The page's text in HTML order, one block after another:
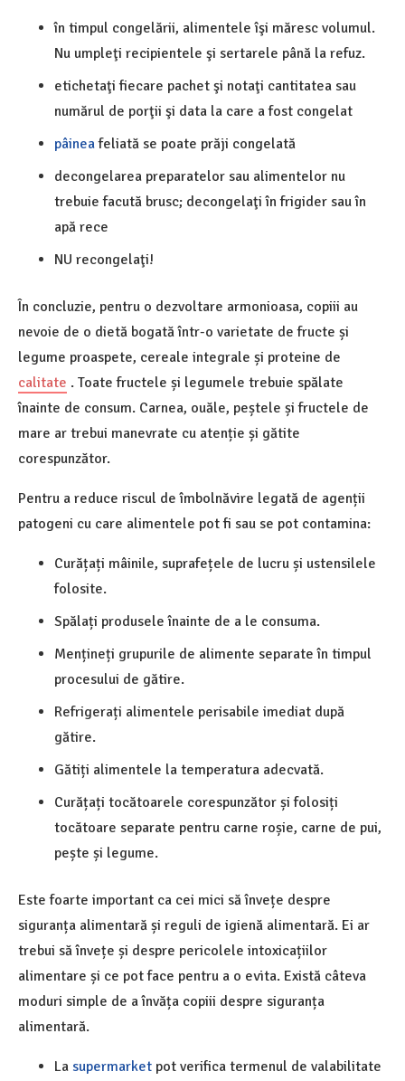
în timpul congelării, alimentele îşi măresc volumul.
Nu umpleţi recipientele şi sertarele până la refuz.
etichetaţi fiecare pachet şi notaţi cantitatea sau
numărul de porţii şi data la care a fost congelat
pâineafeliată se poate prăji congelată
decongelarea preparatelor sau alimentelor nu
trebuie facută brusc; decongelaţi în frigider sau în
apă rece
NU recongelaţi!
În concluzie, pentru o dezvoltare armonioasa, copiii au
nevoie de o dietă bogată într-o varietate de fructe și
legume proaspete, cereale integrale și proteine de
calitate . Toate fructele și legumele trebuie spălate
înainte de consum. Carnea, ouăle, peștele și fructele de
mare ar trebui manevrate cu atenție și gătite
corespunzător.
Pentru a reduce riscul de îmbolnăvire legată de agenții
patogeni cu care alimentele pot fi sau se pot contamina:
Curățați mâinile, suprafețele de lucru și ustensilele
folosite.
Spălați produsele înainte de a le consuma.
Mențineți grupurile de alimente separate în timpul
procesului de gătire.
Refrigerați alimentele perisabile imediat după
gătire.
Gătiți alimentele la temperatura adecvată.
Curățați tocătoarele corespunzător și folosiți
tocătoare separate pentru carne roșie, carne de pui,
pește și legume.
Este foarte important ca cei mici să învețe despre
siguranța alimentară și reguli de igienă alimentară. Ei ar
trebui să învețe și despre pericolele intoxicațiilor
alimentare și ce pot face pentru a o evita. Există câteva
moduri simple de a învăța copiii despre siguranța
alimentară.
La supermarket pot verifica termenul de valabilitate